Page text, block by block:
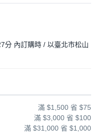
分 內訂購時 / 以臺北市松山
滿 $1,500 省 $75
滿 $3,000 省 $100
滿 $31,000 省 $1,000